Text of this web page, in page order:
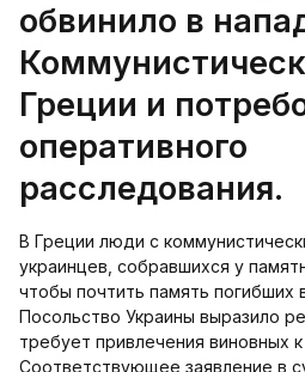
обвинило в
Греции и
оперативного
расследования.
В Греции люди с
украинцев, собравшихся у
чтобы почтить память погибших
Посольство Украины выразило
требует привлечения виновных
Соответствующее заявление в